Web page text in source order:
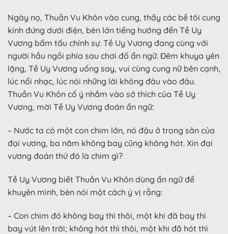
Ngày nọ, Thuần Vu Khôn vào cung, thấy các bề tôi cung
kính đứng dưới điện, bèn lớn tiếng hướng đến Tề Uy
Vương bẩm tấu chính sự. Tề Uy Vương đang cùng với
người hầu ngồi phía sau chơi đố ẩn ngữ. Đêm khuya yên
lặng, Tề Uy Vương uống say, vui cùng cung nữ bên cạnh,
lúc nổi nhạc, lúc nói những lời không đâu vào đâu.
Thuần Vu Khôn cố ý nhắm vào sở thích của Tề Uy
Vương, mời Tề Uy Vương đoán ẩn ngữ:
– Nước ta có một con chim lớn, nó đậu ở trong sân của
đại vương, ba năm không bay cũng không hót. Xin đại
vương đoán thử đó là chim gì?
Tề Uy Vương biết Thuần Vu Khôn dùng ẩn ngữ để
khuyên mình, bèn nói một cách ý vị rằng:
– Con chim đó không bay thì thôi, một khi đã bay thì
bay vút lên trời; không hót thì thôi, một khi đã hót thì